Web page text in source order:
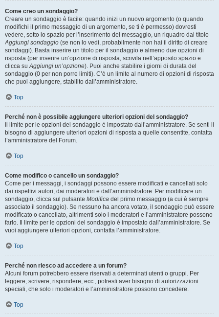
Come creo un sondaggio?
Creare un sondaggio è facile: quando inizi un nuovo argomento (o quando
modifichi il primo messaggio di un argomento, se ti è permesso) dovresti
vedere, sotto lo spazio per l’inserimento del messaggio, un riquadro dal titolo
Aggiungi sondaggio (se non lo vedi, probabilmente non hai il diritto di creare
sondaggi). Basta inserire un titolo per il sondaggio e almeno due opzioni di
risposta (per inserire un’opzione di risposta, scrivila nell’apposito spazio e
clicca suAggiungi un’opzione). Puoi anche stabilire i giorni di durata del
sondaggio (0 per non porre limiti). C’è un limite al numero di opzioni di risposta
che puoi aggiungere, stabilito dall’amministratore.
Top
Perché non è possibile aggiungere ulteriori opzioni del sondaggio?
Il limite per le opzioni del sondaggio è impostato dall’amministratore. Se senti il
bisogno di aggiungere ulteriori opzioni di risposta a quelle consentite, contatta
l’amministratore del Forum.
Top
Come modifico o cancello un sondaggio?
Come per i messaggi, i sondaggi possono essere modificati e cancellati solo
dai rispettivi autori, dai moderatori e dall’amministratore. Per modificare un
sondaggio, clicca sul pulsante Modifica del primo messaggio (a cui è sempre
associato il sondaggio). Se nessuno ha ancora votato, il sondaggio può essere
modificato o cancellato, altrimenti solo i moderatori e l’amministratore possono
farlo. Il limite per le opzioni del sondaggio è impostato dall’amministratore. Se
vuoi aggiungere ulteriori opzioni, contatta l’amministratore.
Top
Perché non riesco ad accedere a un forum?
Alcuni forum potrebbero essere riservati a determinati utenti o gruppi. Per
leggere, scrivere, rispondere, ecc., potresti aver bisogno di autorizzazioni
speciali, che solo i moderatori e l’amministratore possono concedere.
Top